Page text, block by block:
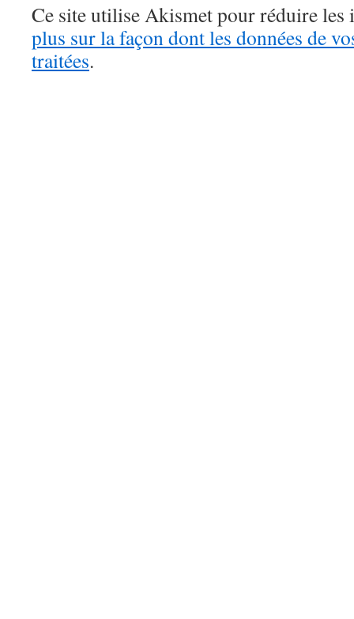
Ce site utilise Akismet pour réduire les
plus sur la façon dont les données de
traitées.